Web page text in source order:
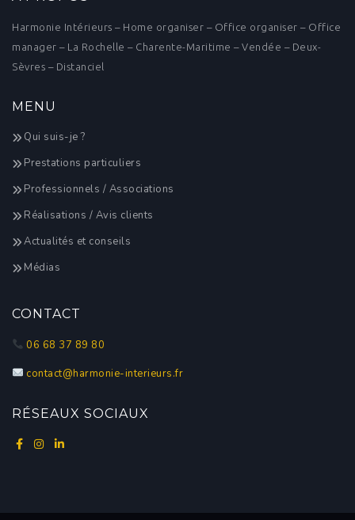
Harmonie Intérieurs – Home organiser – Office organiser – Office
manager – La Rochelle – Charente-Maritime – Vendée – Deux-
Sèvres – Distanciel
MENU
Qui suis-je ?
Prestations particuliers
Professionnels / Associations
Réalisations / Avis clients
Actualités et conseils
Médias
CONTACT
06 68 37 89 80
contact@harmonie-interieurs.fr
RÉSEAUX SOCIAUX